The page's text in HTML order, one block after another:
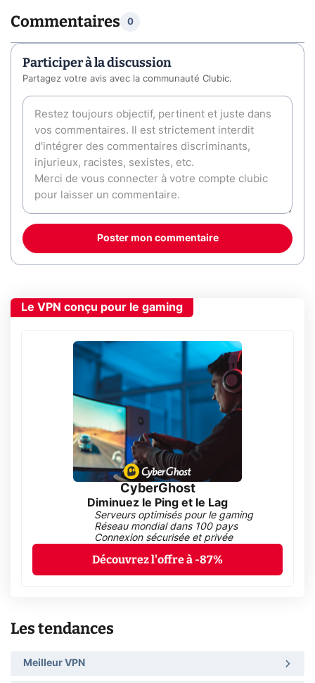
Commentaires 0
Participer à la discussion
Partagez votre avis avec la communauté Clubic.
Poster mon commentaire
Le VPN conçu pour le gaming
CyberGhost
Diminuez le Ping et le Lag
Serveurs optimisés pour le gaming
Réseau mondial dans 100 pays
Connexion sécurisée et privée
Découvrez l'offre à -87%
Les tendances
Meilleur VPN